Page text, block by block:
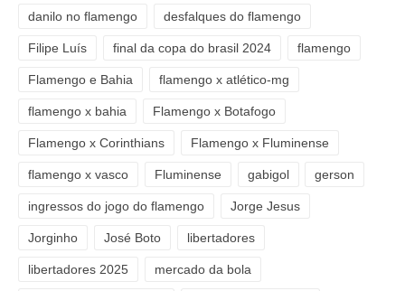
danilo no flamengo desfalques do flamengo
Filipe Luís final da copa do brasil 2024 flamengo
Flamengo e Bahia flamengo x atlético-mg
flamengo x bahia Flamengo x Botafogo
Flamengo x Corinthians Flamengo x Fluminense
flamengo x vasco Fluminense gabigol gerson
ingressos do jogo do flamengo Jorge Jesus
Jorginho José Boto libertadores
libertadores 2025 mercado da bola